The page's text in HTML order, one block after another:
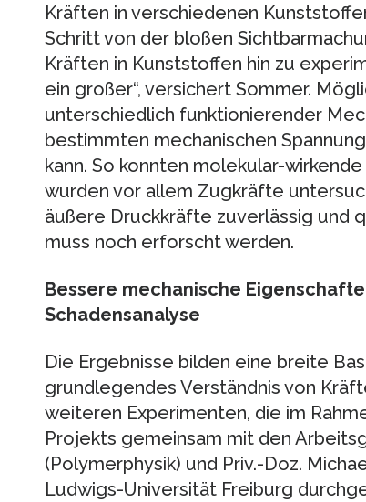
Kräften in verschiedenen
Schritt von der bloßen
Kräften in Kunststoffen hin zu
ein großer“, versichert Sommer.
unterschiedlich funktionierender
bestimmten mechanischen
kann. So konnten molekular-
wurden vor allem Zugkräfte
äußere Druckkräfte zuverlässig und
muss noch erforscht werden.
Bessere mechanische
Schadensanalyse
Die Ergebnisse bilden eine breite
grundlegendes Verständnis von
weiteren Experimenten, die im
Projekts gemeinsam mit den
(Polymerphysik) und Priv.-Doz.
Ludwigs-Universität Freiburg